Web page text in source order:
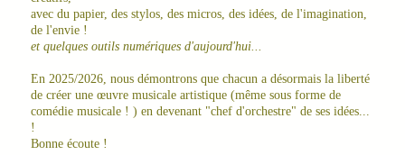
avec du papier, des stylos, des micros, des idées, de l'imagination,
de l'envie !
et quelques outils numériques d'aujourd'hui...
En 2025/2026, nous démontrons que chacun a désormais la liberté
de créer une œuvre musicale artistique (même sous forme de
comédie musicale ! ) en devenant "chef d'orchestre" de ses idées...
!
Bonne écoute !